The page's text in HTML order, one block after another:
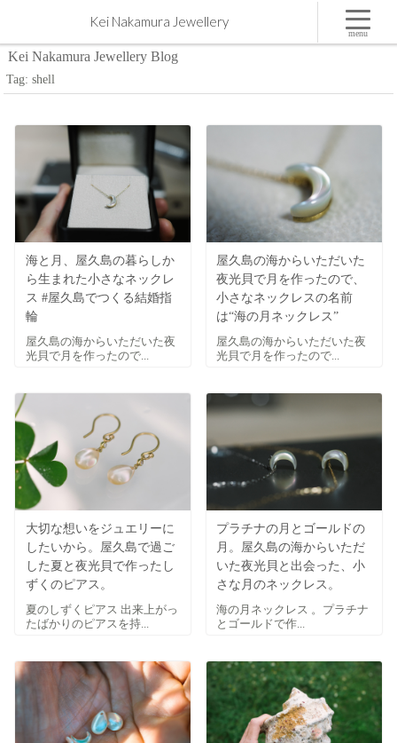
shell | 屋久島,ジュエリー,オーダーメイドのマリッジリング（結婚・婚約指輪）制作 | Kei
Nakamura Jewellery BlogKei Nakamura Jewellery
Kei Nakamura Jewellery Blog
Tag: shell
海と月、屋久島の暮らしか
ら生まれた小さなネックレ
ス #屋久島でつくる結婚指
輪
屋久島の海からいただいた夜
光貝で月を作ったので...
屋久島の海からいただいた
夜光貝で月を作ったので、
小さなネックレスの名前
は“海の月ネックレス”
屋久島の海からいただいた夜
光貝で月を作ったので...
大切な想いをジュエリーに
したいから。屋久島で過ご
した夏と夜光貝で作ったし
ずくのピアス。
夏のしずくピアス 出来上がっ
たばかりのピアスを持...
プラチナの月とゴールドの
月。屋久島の海からいただ
いた夜光貝と出会った、小
さな月のネックレス。
海の月ネックレス 。プラチナ
とゴールドで作...
menu